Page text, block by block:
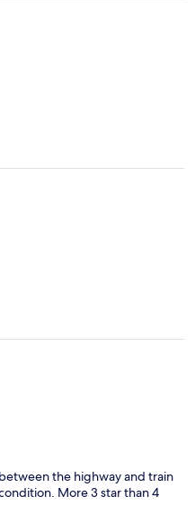
the highway and train
More 3 star than 4